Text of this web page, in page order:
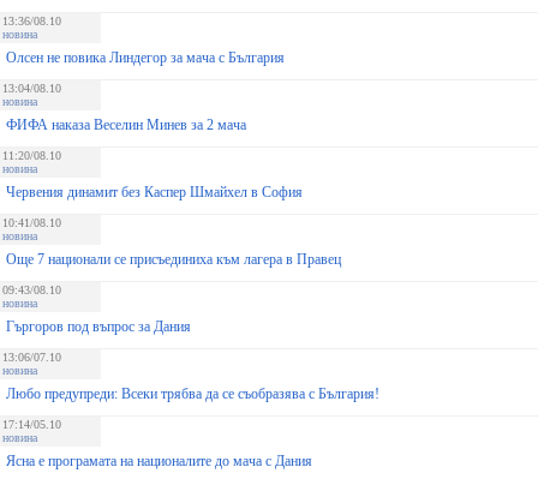
13:36/08.10
новина
Олсен не повика Линдегор за мача с България
13:04/08.10
новина
ФИФА наказа Веселин Минев за 2 мача
11:20/08.10
новина
Червения динамит без Каспер Шмайхел в София
10:41/08.10
новина
Още 7 национали се присъединиха към лагера в Правец
09:43/08.10
новина
Гъргоров под въпрос за Дания
13:06/07.10
новина
Любо предупреди: Всеки трябва да се съобразява с България!
17:14/05.10
новина
Ясна е програмата на националите до мача с Дания